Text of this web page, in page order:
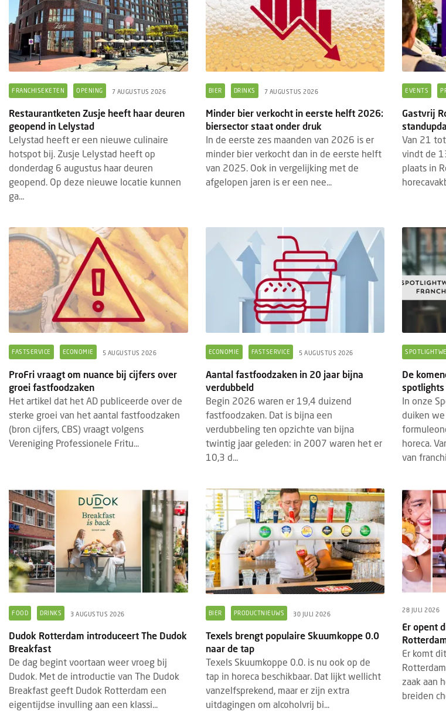
FRANCHISEKETEN OPENING 7 AUGUSTUS 2026
Restaurantketen Zusje heeft haar deuren
geopend in Lelystad
Lelystad heeft er een nieuwe culinaire
hotspot bij. Zusje Lelystad heeft op
donderdag 6 augustus haar deuren
geopend. Op deze nieuwe locatie kunnen
ga...
BIER DRINKS 7 AUGUSTUS 2026
Minder bier verkocht in eerste helft 2026:
biersector staat onder druk
In de eerste zes maanden van 2026 is er
minder bier verkocht dan in de eerste helft
van 2025. Ook in vergelijking met de
afgelopen jaren is er een nee...
EVENTS
Gastvrij
Van 21
vindt de
plaats in
FASTSERVICE ECONOMIE 5 AUGUSTUS 2026
ProFri vraagt om nuance bij cijfers over
groei fastfoodzaken
Het artikel dat het AD publiceerde over de
sterke groei van het aantal fastfoodzaken
(bron cijfers, CBS) vraagt volgens
Vereniging Professionele Fritu...
ECONOMIE FASTSERVICE 5 AUGUSTUS 2026
Aantal fastfoodzaken in 20 jaar bijna
verdubbeld
Begin 2026 waren er 19,4 duizend
fastfoodzaken. Dat is bijna een
verdubbeling ten opzichte van bijna
twintig jaar geleden: in 2007 waren het er
10,3 d...
De
spotlights
In onze
duiken
horeca.
van
FOOD DRINKS 3 AUGUSTUS 2026
Dudok Rotterdam introduceert The Dudok
Breakfast
De dag begint voortaan weer vroeg bij
Dudok. Met de introductie van The Dudok
Breakfast geeft Dudok Rotterdam een
eigentijdse invulling aan een klassi...
BIER PRODUCTNIEUWS 30 JULI 2026
Texels brengt populaire Skuumkoppe 0.0
naar de tap
Texels Skuumkoppe 0.0. is nu ook op de
tap in horeca beschikbaar. Dat lijkt wellicht
vanzelfsprekend, maar er zijn extra
uitdagingen om alcoholvrij bi...
28 JULI 2026
Er opent
Er komt
zaak aan
breiden
Thematische paviljoens op Gastvrij
Rotterdam belichten horecatrends
Tijdens Gastvrij Rotterdam, van 22 tot en
met 24 september 2025, vormen de
themapaviljoens opnieuw een
Inschrijving Horecava Awards 2027
geopend
De inschrijving voor de Horecava Awards
2027 is geopend. Vanaf vandaag kunnen
bedrijven, startups en ondernemers uit de
4 MAART
Wat
gen
2026
Er